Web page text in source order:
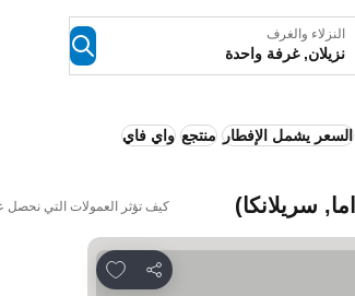
النزلاء والغرف
نزيلان, غرفة واحدة
السعر يشمل الإفطار منتجع واي فاي
كيف تؤثر العمولات التي نحصل
مشاركة
Add to favorites